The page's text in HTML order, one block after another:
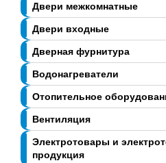
Двери межкомнатные
Двери входные
Дверная фурнитура
Водонагреватели
Отопительное
Вентиляция
Электротовары и
продукция